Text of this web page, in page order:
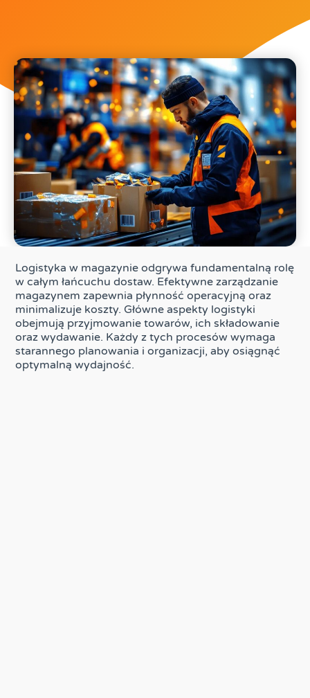
Logistyka w magazynie odgrywa fundamentalną rolę
w całym łańcuchu dostaw. Efektywne zarządzanie
magazynem zapewnia płynność operacyjną oraz
minimalizuje koszty. Główne aspekty logistyki
obejmują przyjmowanie towarów, ich składowanie
oraz wydawanie. Każdy z tych procesów wymaga
starannego planowania i organizacji, aby osiągnąć
optymalną wydajność.